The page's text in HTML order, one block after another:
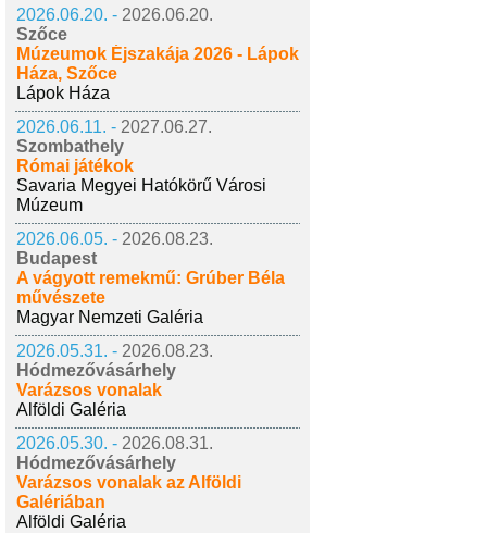
2026.06.20. - 2026.06.20.
Szőce
Múzeumok Éjszakája 2026 - Lápok
Háza, Szőce
Lápok Háza
2026.06.11. - 2027.06.27.
Szombathely
Római játékok
Savaria Megyei Hatókörű Városi
Múzeum
2026.06.05. - 2026.08.23.
Budapest
A vágyott remekmű: Grúber Béla
művészete
Magyar Nemzeti Galéria
2026.05.31. - 2026.08.23.
Hódmezővásárhely
Varázsos vonalak
Alföldi Galéria
2026.05.30. - 2026.08.31.
Hódmezővásárhely
Varázsos vonalak az Alföldi
Galériában
Alföldi Galéria